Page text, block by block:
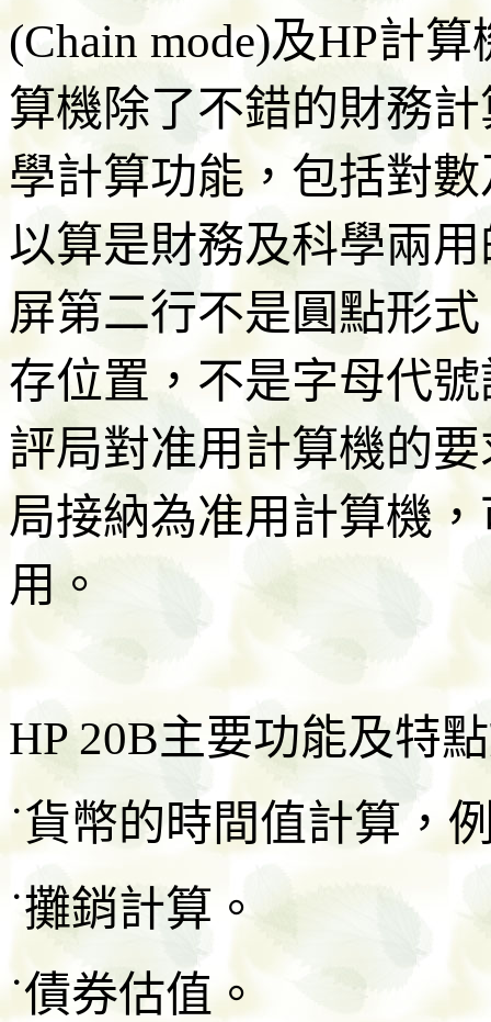
(Chain mode)及HP計
算機除了不錯的財務
學計算功能，包括對
以算是財務及科學兩
屏第二行不是圓點形
存位置，不是字母代
評局對准用計算機的
局接納為准用計算機
用。
HP 20B主要功能及特
˙貨幣的時間值計算，
˙攤銷計算。
˙債券估值。